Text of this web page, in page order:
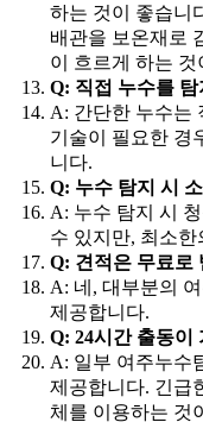
하는 것이 좋습니
배관을 보온재로
이 흐르게 하는 것
Q: 직접 누수를
A: 간단한 누수는
기술이 필요한 경
니다.
Q: 누수 탐지 시
A: 누수 탐지 시
수 있지만, 최소
Q: 견적은 무료로
A: 네, 대부분의
제공합니다.
Q: 24시간 출동이
A: 일부 여주누수
제공합니다. 긴급
체를 이용하는 것